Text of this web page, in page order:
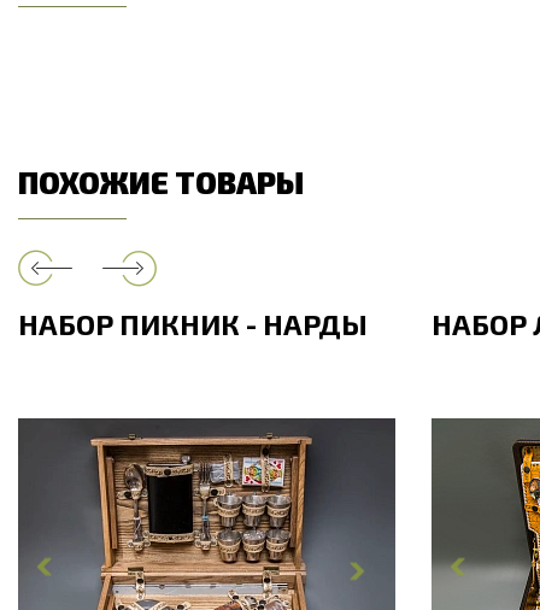
ПОХОЖИЕ ТОВАРЫ
НАБОР ПИКНИК - НАРДЫ НАБОР